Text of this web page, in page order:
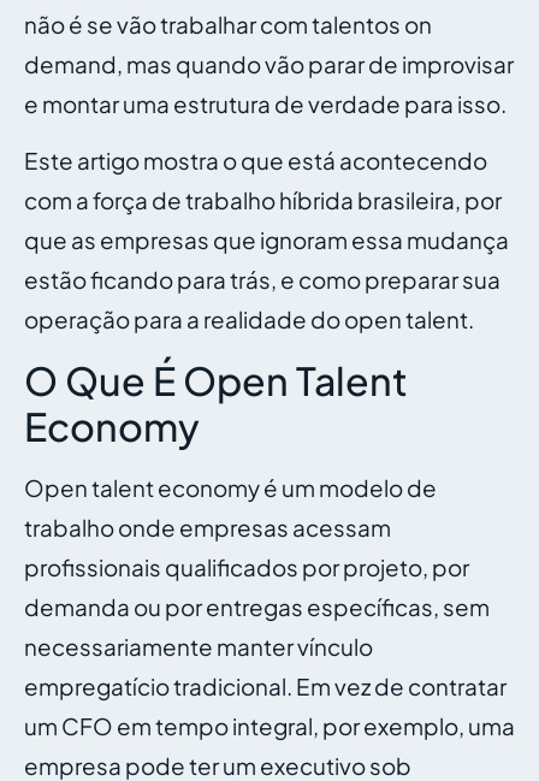
não é se vão trabalhar com talentos on
demand, mas quando vão parar de improvisar
e montar uma estrutura de verdade para isso.
Este artigo mostra o que está acontecendo
com a força de trabalho híbrida brasileira, por
que as empresas que ignoram essa mudança
estão ficando para trás, e como preparar sua
operação para a realidade do open talent.
O Que É Open Talent
Economy
Open talent economy é um modelo de
trabalho onde empresas acessam
profissionais qualificados por projeto, por
demanda ou por entregas específicas, sem
necessariamente manter vínculo
empregatício tradicional. Em vez de contratar
um CFO em tempo integral, por exemplo, uma
empresa pode ter um executivo sob